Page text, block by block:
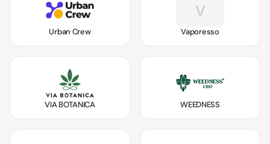
Urban Crew
V
Vaporesso
VIA BOTANICA WEEDNESS